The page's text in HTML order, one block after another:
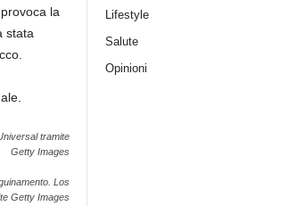
la
stata
tramite
Getty Images
Los
Getty Images
Lifestyle
Salute
Opinioni